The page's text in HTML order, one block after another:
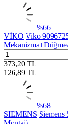
%66
VİKO Viko
373,20 TL
126,89 TL
%68
SIEMENS Siemens